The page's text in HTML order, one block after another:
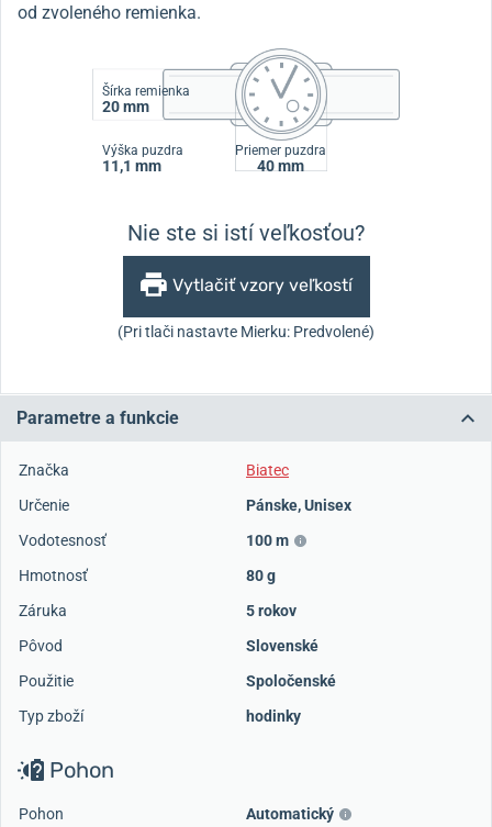
od zvoleného remienka.
Šírka remienka
20 mm
Výška puzdra
11,1 mm
Priemer puzdra
40 mm
Nie ste si istí veľkosťou?
Vytlačiť vzory veľkostí
(Pri tlači nastavte Mierku: Predvolené)
Parametre a funkcie
Značka
Biatec
Určenie
Pánske,Unisex
Vodotesnosť
100 m
Hmotnosť
80 g
Záruka
5 rokov
Pôvod
Slovenské
Použitie
Spoločenské
Typ zboží
hodinky
Pohon
Pohon
Automatický